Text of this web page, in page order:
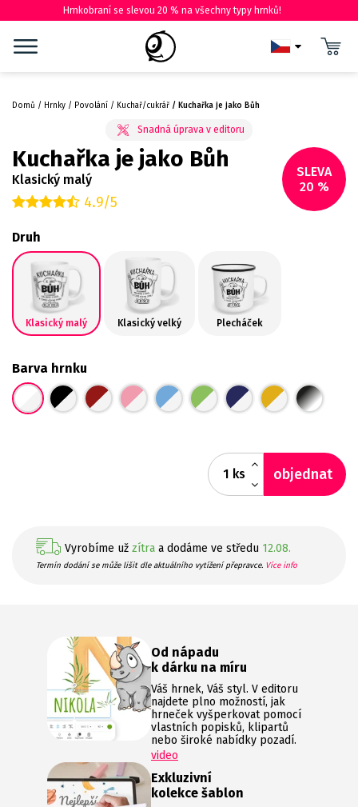
Hrnkobraní se slevou 20 % na všechny typy hrnků!
Domů Hrnky Povolání Kuchař/cukrář Kuchařka je jako Bůh
SLEVA
20 %
Kuchařka je jako Bůh
Klasický malý
4.9/5
Druh
Klasický malý Klasický velký Plecháček
Barva hrnku
ks objednat
Vyrobíme už zítra a dodáme ve středu 12.08.
Termín dodání se může lišit dle aktuálního vytížení přepravce. Více info
Od nápadu
k dárku na míru
Váš hrnek, Váš styl. V editoru
najdete plno možností, jak
hrneček vyšperkovat pomocí
vlastních popisků, klipartů
nebo široké nabídky pozadí.
video
Exkluzivní
kolekce šablon